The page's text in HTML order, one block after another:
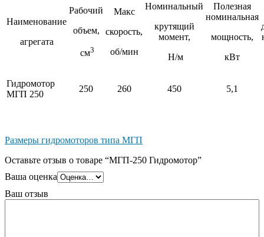
Наименование
агрегата
Рабочий
объем,
см3
Макс
скорость,
об/мин
Номинальный
крутящий
момент,
Н/м
Полезная
номинальная
мощность,
кВт
Гидромотор
МГП 250
250 260 450 5,1
Размеры гидромоторов типа МГП
Оставьте отзыв о товаре “МГП-250 Гидромотор”
Ваша оценка
Ваш отзыв